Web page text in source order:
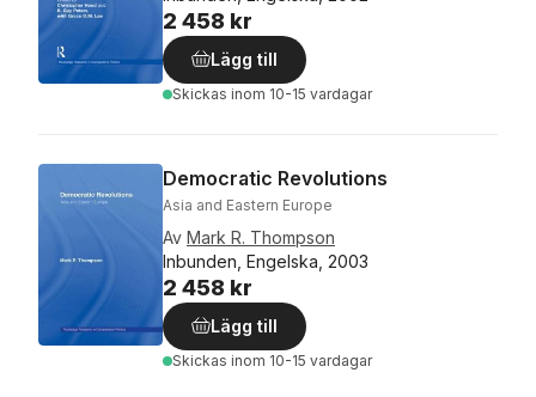
2 458 kr
Lägg till
Skickas inom 10-15 vardagar
Democratic Revolutions
Asia and Eastern Europe
Av Mark R. Thompson
Inbunden, Engelska, 2003
2 458 kr
Lägg till
Skickas inom 10-15 vardagar